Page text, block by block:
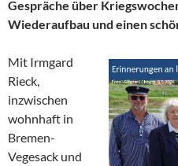
Gespräche über
Wiederaufbau und einen
Mit Irmgard
Rieck,
inzwischen
wohnhaft in
Bremen-
Vegesack und